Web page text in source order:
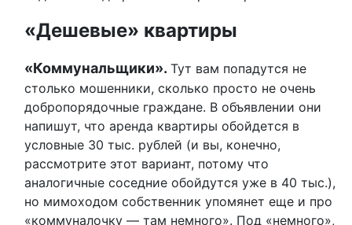
«Дешевые» квартиры
«Коммунальщики». Тут вам попадутся не
столько мошенники, сколько просто не очень
добропорядочные граждане. В объявлении они
напишут, что аренда квартиры обойдется в
условные 30 тыс. рублей (и вы, конечно,
рассмотрите этот вариант, потому что
аналогичные соседние обойдутся уже в 40 тыс.),
но мимоходом собственник упомянет еще и про
«коммуналочку — там немного». Под «немного»,